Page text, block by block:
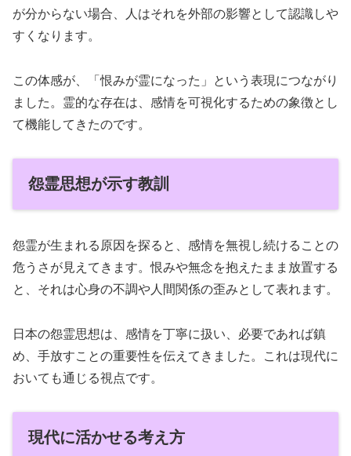
が分からない場合、人はそれを外部の影響として認識しや
すくなります。
この体感が、「恨みが霊になった」という表現につながり
ました。霊的な存在は、感情を可視化するための象徴とし
て機能してきたのです。
怨霊思想が示す教訓
怨霊が生まれる原因を探ると、感情を無視し続けることの
危うさが見えてきます。恨みや無念を抱えたまま放置する
と、それは心身の不調や人間関係の歪みとして表れます。
日本の怨霊思想は、感情を丁寧に扱い、必要であれば鎮
め、手放すことの重要性を伝えてきました。これは現代に
おいても通じる視点です。
現代に活かせる考え方